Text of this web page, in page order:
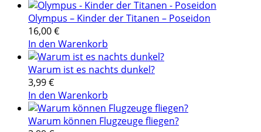
Olympus – Kinder der Titanen – Poseidon
16,00€
In den Warenkorb
Warum ist es nachts dunkel?
3,99€
In den Warenkorb
Warum können Flugzeuge fliegen?